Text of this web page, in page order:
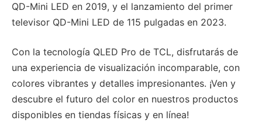
QD-Mini LED en 2019, y el lanzamiento del primer
televisor QD-Mini LED de 115 pulgadas en 2023.
Con la tecnología QLED Pro de TCL, disfrutarás de
una experiencia de visualización incomparable, con
colores vibrantes y detalles impresionantes. ¡Ven y
descubre el futuro del color en nuestros productos
disponibles en tiendas físicas y en línea!